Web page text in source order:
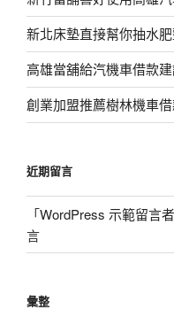
新北床墊直接幫你抽水
高雄當舖給汽機車借款
創業加盟推薦樹林機車
近期留言
「WordPress 示範留言者
言
彙整